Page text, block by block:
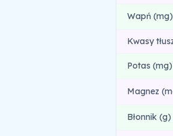
Wapń (mg)
Kwasy
Potas (mg)
Magnez
Błonnik (g)